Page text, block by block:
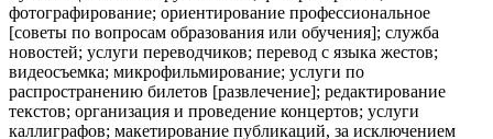
фотографирование; ориентирование профессиональное
[советы по вопросам образования или обучения]; служба
новостей; услуги переводчиков; перевод с языка жестов;
видеосъемка; микрофильмирование; услуги по
распространению билетов [развлечение]; редактирование
текстов; организация и проведение концертов; услуги
каллиграфов; макетирование публикаций, за исключением